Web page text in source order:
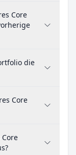
Core
die
Core